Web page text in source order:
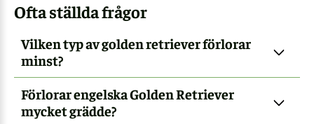
Ofta ställda frågor
Vilken typ av golden retriever förlorar
minst?
Förlorar engelska Golden Retriever
mycket grädde?